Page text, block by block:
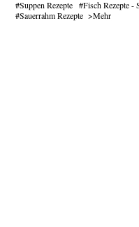
Suppen Rezepte Fisch Rezepte -
Sauerrahm Rezepte
Mehr